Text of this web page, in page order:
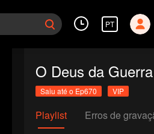
PT
O Deus da
Saiu até o Ep670 VIP
Playlist Erros de